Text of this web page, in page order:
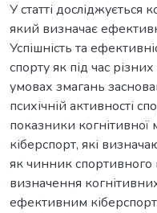
У статті досліджується
який визначає
Успішність та
спорту як під час різних
умовах змагань
психічній активності
показники
кіберспорт, які
як чинник
визначення
ефективним